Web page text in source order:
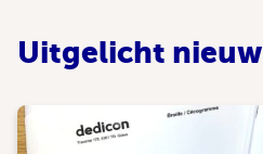
Uitgelicht